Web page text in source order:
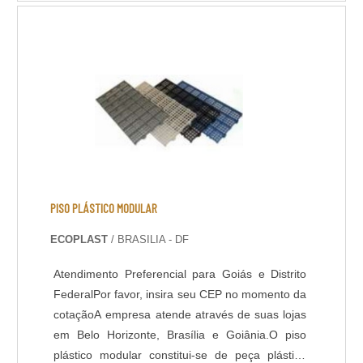
podendo ser antiderrapante. DADOS
TÉCNICOS: - Resistência química a ácidos e
bases; - Cura rápida a partir de 8 horas; - Isento
de solventes; - Alta durabilidade e resistência
baixo VOC; - Acabamento liso e antiderrapante; -
C; - Atende a norma LEED.
PISO PLÁSTICO MODULAR
ECOPLAST / BRASILIA - DF
Atendimento Preferencial para Goiás e Distrito
FederalPor favor, insira seu CEP no momento da
cotaçãoA empresa atende através de suas lojas
em Belo Horizonte, Brasília e Goiânia.O piso
plástico modular constitui-se de peça plástica